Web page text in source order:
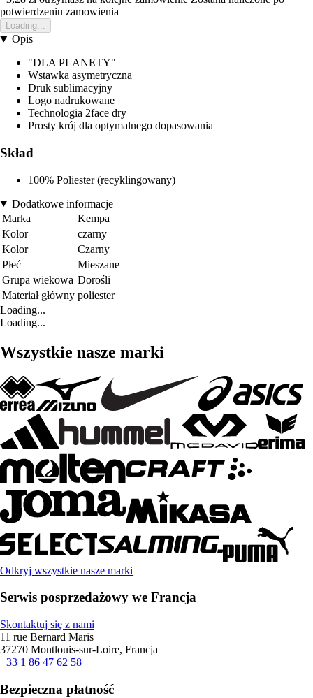
potwierdzeniu zamowienia
Loading...
Opis
"DLA PLANETY"
Wstawka asymetryczna
Druk sublimacyjny
Logo nadrukowane
Technologia 2face dry
Prosty krój dla optymalnego dopasowania
Skład
100% Poliester (recyklingowany)
Dodatkowe informacje
Marka
Kempa
Kolor
czarny
Kolor
Czarny
Płeć
Mieszane
Grupa wiekowa Dorośli
Materiał główny poliester
Loading...
Loading...
Wszystkie nasze marki
Odkryj wszystkie nasze marki
Serwis posprzedażowy we Francja
Skontaktuj się z nami
11 rue Bernard Maris
37270 Montlouis-sur-Loire, Francja
+33 1 86 47 62 58
Bezpieczna płatność